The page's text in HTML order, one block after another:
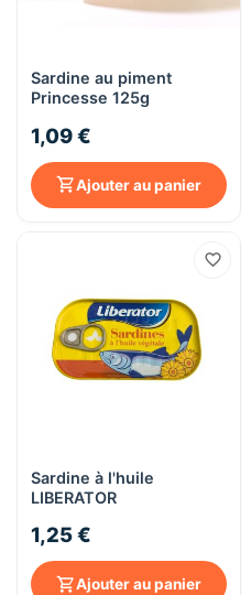
Sardine au piment
Princesse 125g
1,09 €
Ajouter au panier
Sardine à l'huile
LIBERATOR
1,25 €
Ajouter au panier